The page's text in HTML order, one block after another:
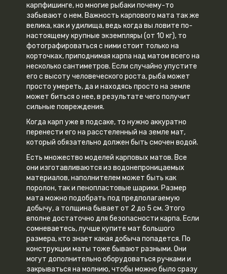
карпфишинге, но многие рыбаки почему-то
забывают о нем. Важность карпового мата так же
велика, как и удилища, ведь когда вы ловите по-
настоящему крупные экземпляры (от 10 кг), то
фотографироваться с ними стоит только на
корточках, приподнимая карпа над матом всего на
несколько сантиметров. Если случайно упустите
его с высоту человеческого роста, рыба может
просто умереть, да и находясь просто на земле
может биться о нее, в результате чего получит
сильные повреждения.
Когда карп уже в подсаке, то нужно аккуратно
перенести его на расстеленный на земле мат,
который обязательно должен быть смочен водой.
Есть множество моделей карповых матов. Все
они изготавливаются из водонепроницаемых
материалов, наполнителем может быть как
поролон, так и пенопластовые шарики. Размер
мата можно подобрать под предполагаемую
добычу, а толщина бывает от 2 до 5 см. Этого
вполне достаточно для безопасности карпа. Если
сомневаетесь, лучше купите мат большого
размера, кто знает какая добыча попадется. По
конструкции маты тоже бывают разными. Они
могут дополнительно оборудоваться ручками и
закрываться на молнию, чтобы можно было сразу